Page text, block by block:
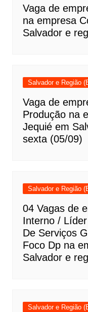
Vaga de
na empresa
Salvador e
Salvador e Região
Vaga de
Produção na
Jequié em
sexta (05/09)
Salvador e Região
04 Vagas de
Interno /
De Serviços
Foco Dp na
Salvador e
Salvador e Região